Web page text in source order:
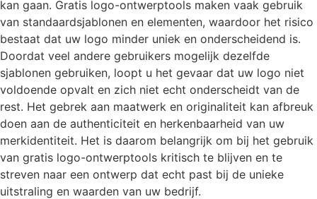
kan gaan. Gratis logo-ontwerptools maken vaak gebruik
van standaardsjablonen en elementen, waardoor het risico
bestaat dat uw logo minder uniek en onderscheidend is.
Doordat veel andere gebruikers mogelijk dezelfde
sjablonen gebruiken, loopt u het gevaar dat uw logo niet
voldoende opvalt en zich niet echt onderscheidt van de
rest. Het gebrek aan maatwerk en originaliteit kan afbreuk
doen aan de authenticiteit en herkenbaarheid van uw
merkidentiteit. Het is daarom belangrijk om bij het gebruik
van gratis logo-ontwerptools kritisch te blijven en te
streven naar een ontwerp dat echt past bij de unieke
uitstraling en waarden van uw bedrijf.